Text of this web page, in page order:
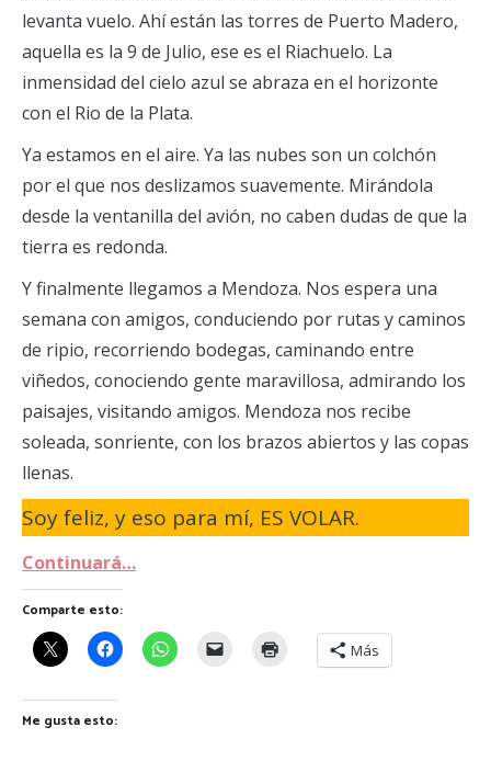
levanta vuelo. Ahí están las torres de Puerto Madero,
aquella es la 9 de Julio, ese es el Riachuelo. La
inmensidad del cielo azul se abraza en el horizonte
con el Rio de la Plata.
Ya estamos en el aire. Ya las nubes son un colchón
por el que nos deslizamos suavemente. Mirándola
desde la ventanilla del avión, no caben dudas de que la
tierra es redonda.
Y finalmente llegamos a Mendoza. Nos espera una
semana con amigos, conduciendo por rutas y caminos
de ripio, recorriendo bodegas, caminando entre
viñedos, conociendo gente maravillosa, admirando los
paisajes, visitando amigos. Mendoza nos recibe
soleada, sonriente, con los brazos abiertos y las copas
llenas.
Soy feliz, y eso para mí, ES VOLAR.
Continuará…
Comparte esto:
Más
Me gusta esto: